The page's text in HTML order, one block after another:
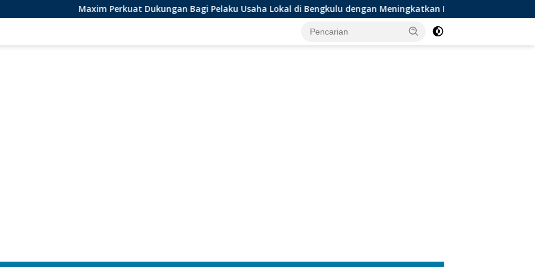
Maxim Perkuat Dukungan Bagi Pelaku Usaha Lokal di Bengkulu dengan Meningkatkan Ruang Publik dan Kebersihan Pasar